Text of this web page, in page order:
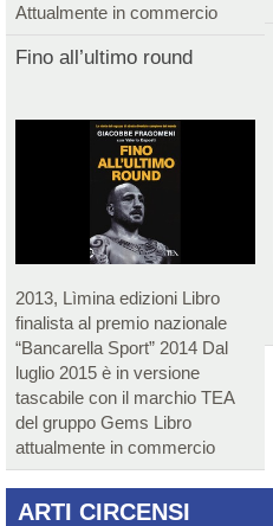
Attualmente in commercio
Fino all’ultimo round
2013, Lìmina edizioni Libro
finalista al premio nazionale
“Bancarella Sport” 2014 Dal
luglio 2015 è in versione
tascabile con il marchio TEA
del gruppo Gems Libro
attualmente in commercio
ARTI CIRCENSI